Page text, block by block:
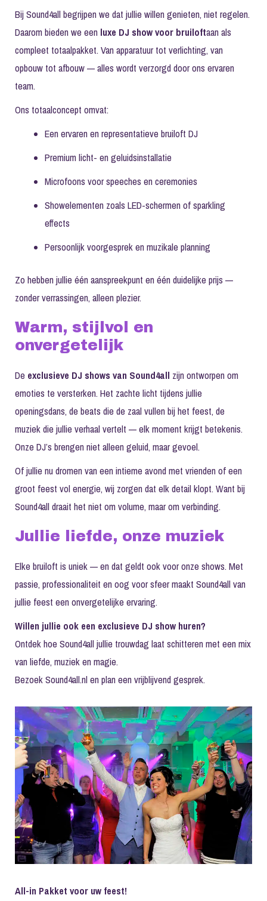
Bij Sound4all begrijpen we dat jullie willen genieten, niet regelen.
Daarom bieden we een luxe DJ show voor bruiloftaan als
compleet totaalpakket. Van apparatuur tot verlichting, van
opbouw tot afbouw — alles wordt verzorgd door ons ervaren
team.
Ons totaalconcept omvat:
Een ervaren en representatieve bruiloft DJ
Premium licht- en geluidsinstallatie
Microfoons voor speeches en ceremonies
Showelementen zoals LED-schermen of sparkling
effects
Persoonlijk voorgesprek en muzikale planning
Zo hebben jullie één aanspreekpunt en één duidelijke prijs —
zonder verrassingen, alleen plezier.
Warm, stijlvol en
onvergetelijk
De exclusieve DJ shows van Sound4all zijn ontworpen om
emoties te versterken. Het zachte licht tijdens jullie
openingsdans, de beats die de zaal vullen bij het feest, de
muziek die jullie verhaal vertelt — elk moment krijgt betekenis.
Onze DJ’s brengen niet alleen geluid, maar gevoel.
Of jullie nu dromen van een intieme avond met vrienden of een
groot feest vol energie, wij zorgen dat elk detail klopt. Want bij
Sound4all draait het niet om volume, maar om verbinding.
Jullie liefde, onze muziek
Elke bruiloft is uniek — en dat geldt ook voor onze shows. Met
passie, professionaliteit en oog voor sfeer maakt Sound4all van
jullie feest een onvergetelijke ervaring.
Willen jullie ook een exclusieve DJ show huren?
Ontdek hoe Sound4all jullie trouwdag laat schitteren met een mix
van liefde, muziek en magie.
BezoekSound4all.nlen plan een vrijblijvend gesprek.
All-in Pakket voor uw feest!